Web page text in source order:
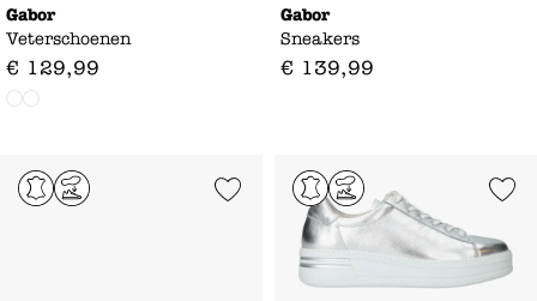
Gabor
Veterschoenen
€ 129,99
Gabor
Sneakers
€ 139,99
Add to Wishlist Add to